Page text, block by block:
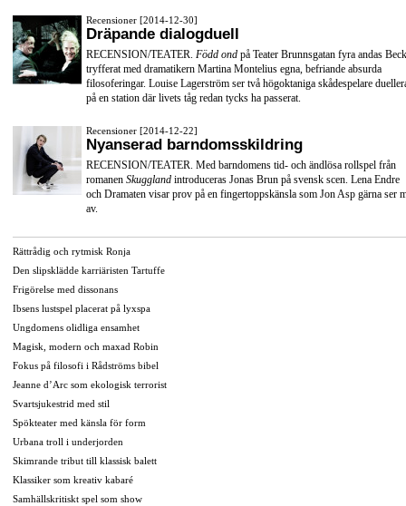
Recensioner [2014-12-30]
Dräpande dialogduell
RECENSION/TEATER. Född ond på Teater Brunnsgatan fyra andas
tryfferat med dramatikern Martina Montelius egna, befriande absurda
filosoferingar. Louise Lagerström ser två högoktaniga skådespelare
på en station där livets tåg redan tycks ha passerat.
Recensioner [2014-12-22]
Nyanserad barndomsskildring
RECENSION/TEATER. Med barndomens tid- och ändlösa rollspel från
romanen Skuggland introduceras Jonas Brun på svensk scen. Lena Endre
och Dramaten visar prov på en fingertoppskänsla som Jon Asp gärna ser
av.
Rättrådig och rytmisk Ronja
Den slipsklädde karriäristen Tartuffe
Frigörelse med dissonans
Ibsens lustspel placerat på lyxspa
Ungdomens olidliga ensamhet
Magisk, modern och maxad Robin
Fokus på filosofi i Rådströms bibel
Jeanne d’Arc som ekologisk terrorist
Svartsjukestrid med stil
Spökteater med känsla för form
Urbana troll i underjorden
Skimrande tribut till klassisk balett
Klassiker som kreativ kabaré
Samhällskritiskt spel som show